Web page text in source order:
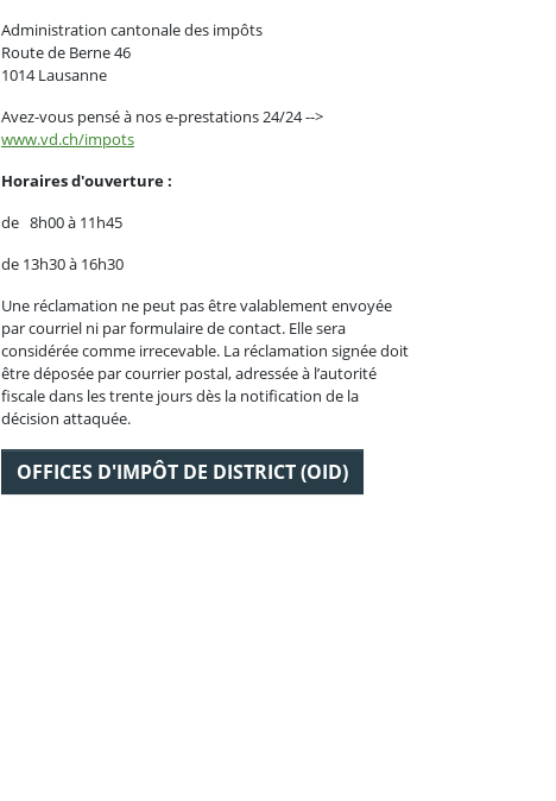
Administration cantonale des impôts
Route de Berne 46
1014 Lausanne
Avez-vous pensé à nos e-prestations 24/24 -->
www.vd.ch/impots
Horaires d'ouverture :
de 8h00 à 11h45
de 13h30 à 16h30
Une réclamation ne peut pas être valablement envoyée
par courriel ni par formulaire de contact. Elle sera
considérée comme irrecevable. La réclamation signée doit
être déposée par courrier postal, adressée à l’autorité
fiscale dans les trente jours dès la notification de la
décision attaquée.
OFFICES D'IMPÔT DE DISTRICT (OID)